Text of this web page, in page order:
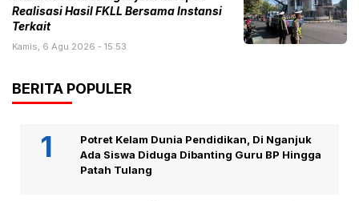
Realisasi Hasil FKLL Bersama Instansi
Terkait
Kamis, 6 Agu 2026 - 15:53
BERITA POPULER
Potret Kelam Dunia Pendidikan, Di Nganjuk
Ada Siswa Diduga Dibanting Guru BP Hingga
Patah Tulang